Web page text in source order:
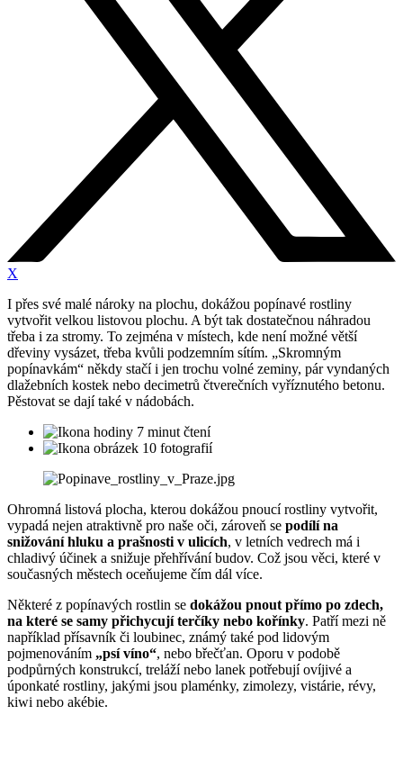
X
I přes své malé nároky na plochu, dokážou popínavé rostliny
vytvořit velkou listovou plochu. A být tak dostatečnou náhradou
třeba i za stromy. To zejména v místech, kde není možné větší
dřeviny vysázet, třeba kvůli podzemním sítím. „Skromným
popínavkám“ někdy stačí i jen trochu volné zeminy, pár vyndaných
dlažebních kostek nebo decimetrů čtverečních vyříznutého betonu.
Pěstovat se dají také v nádobách.
7 minut čtení
10 fotografií
Ohromná listová plocha, kterou dokážou pnoucí rostliny vytvořit,
vypadá nejen atraktivně pro naše oči, zároveň se podílí na
snižování hluku a prašnosti v ulicích, v letních vedrech má i
chladivý účinek a snižuje přehřívání budov. Což jsou věci, které v
současných městech oceňujeme čím dál více.
Některé z popínavých rostlin se dokážou pnout přímo po zdech,
na které se samy přichycují terčíky nebo kořínky. Patří mezi ně
například přísavník či loubinec, známý také pod lidovým
pojmenováním „psí víno“, nebo břečťan. Oporu v podobě
podpůrných konstrukcí, treláží nebo lanek potřebují ovíjivé a
úponkaté rostliny, jakými jsou plaménky, zimolezy, vistárie, révy,
kiwi nebo akébie.